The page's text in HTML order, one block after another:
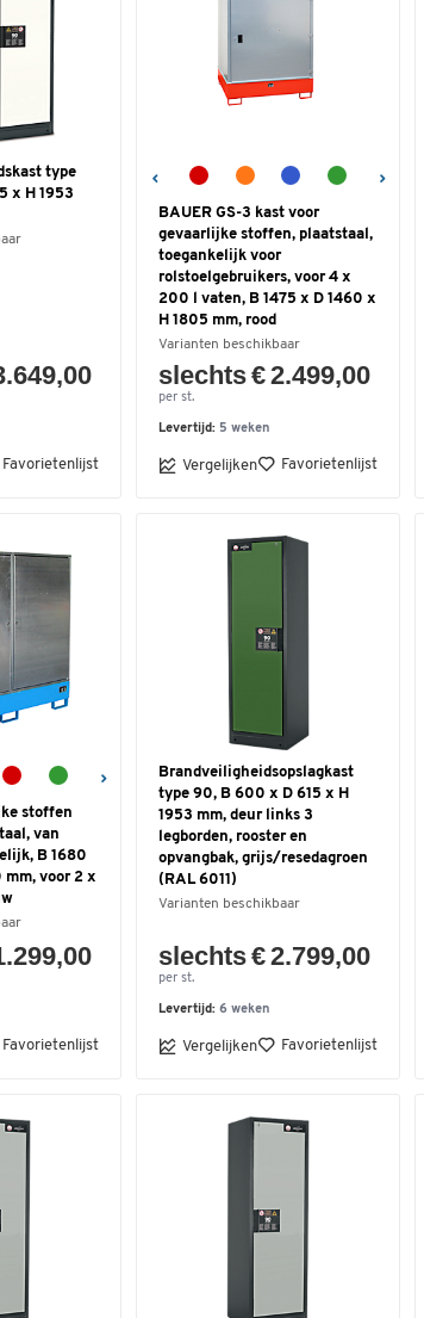
type
x H 1953
Favorietenlijst
BAUER GS-3 kast voor
gevaarlijke stoffen, plaatstaal,
toegankelijk voor
rolstoelgebruikers, voor 4 x
200 l vaten, B 1475 x D 1460 x
H 1805 mm, rood
Varianten beschikbaar
slechts € 2.499,00
per st.
Levertijd: 5 weken
Vergelijken Favorietenlijst
stoffen
van
B 1680
mm, voor 2 x
Favorietenlijst
Brandveiligheidsopslagkast
type 90, B 600 x D 615 x H
1953 mm, deur links 3
legborden, rooster en
opvangbak, grijs/resedagroen
(RAL 6011)
Varianten beschikbaar
slechts € 2.799,00
per st.
Levertijd: 6 weken
Vergelijken Favorietenlijst